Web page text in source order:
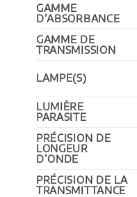
GAMME
D’ABSORBANCE
GAMME DE
TRANSMISSION
LAMPE(S)
LUMIÈRE
PARASITE
PRÉCISION DE
LONGEUR
D’ONDE
PRÉCISION DE LA
TRANSMITTANCE